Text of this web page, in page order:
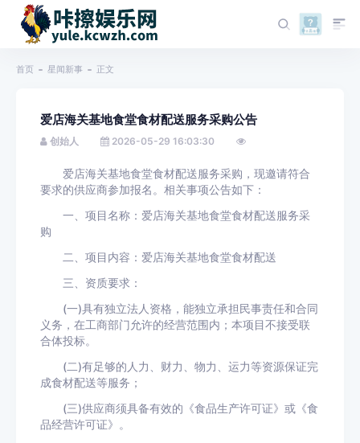
首页 星闻新事 正文
爱店海关基地食堂食材配送服务采购公告
创始人 2026-05-29 16:03:30
爱店海关基地食堂食材配送服务采购，现邀请符合
要求的供应商参加报名。相关事项公告如下：
一、项目名称：爱店海关基地食堂食材配送服务采
购
二、项目内容：爱店海关基地食堂食材配送
三、资质要求：
(一)具有独立法人资格，能独立承担民事责任和合同
义务，在工商部门允许的经营范围内；本项目不接受联
合体投标。
(二)有足够的人力、财力、物力、运力等资源保证完
成食材配送等服务；
(三)供应商须具备有效的《食品生产许可证》或《食
品经营许可证》。